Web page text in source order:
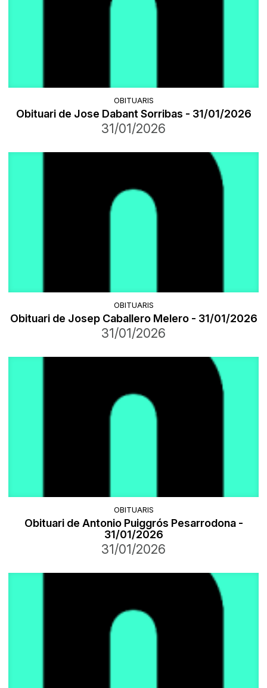
OBITUARIS
Obituari de Jose Dabant Sorribas - 31/01/2026
31/01/2026
OBITUARIS
Obituari de Josep Caballero Melero - 31/01/2026
31/01/2026
OBITUARIS
Obituari de Antonio Puiggrós Pesarrodona -
31/01/2026
31/01/2026